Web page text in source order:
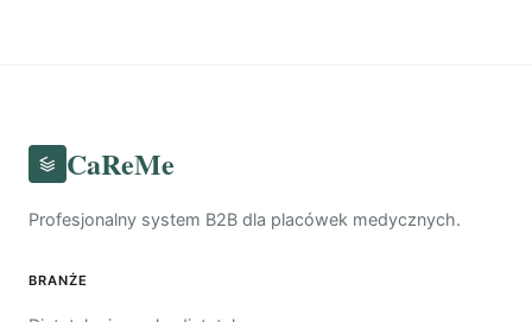
CaReMe
Profesjonalny system B2B dla placówek medycznych.
BRANŻE